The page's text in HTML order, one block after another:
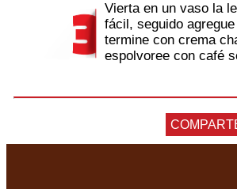
Vierta en un vaso la
fácil, seguido
termine con crema
espolvoree con café